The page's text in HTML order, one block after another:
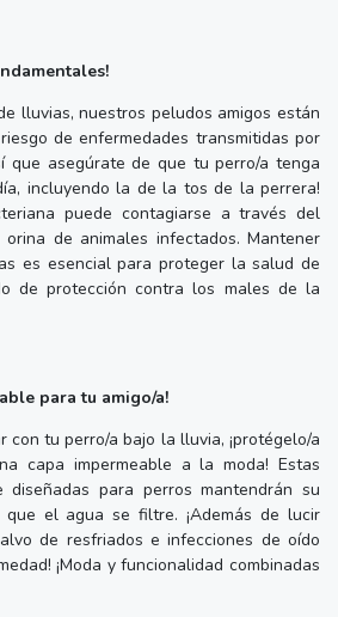
lluvias, nuestros peludos amigos están
de enfermedades transmitidas por
que asegúrate de que tu perro/a tenga
incluyendo la de la tos de la perrera!
puede contagiarse a través del
de animales infectados. Mantener
es esencial para proteger la salud de
de protección contra los males de la
para tu amigo/a!
con tu perro/a bajo la lluvia, ¡protégelo/a
capa impermeable a la moda! Estas
diseñadas para perros mantendrán su
el agua se filtre. ¡Además de lucir
de resfriados e infecciones de oído
¡Moda y funcionalidad combinadas